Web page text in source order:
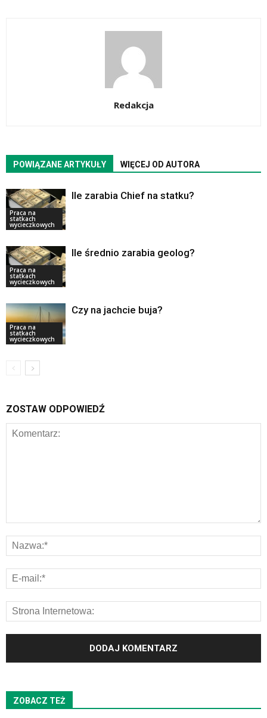
Redakcja
POWIĄZANE ARTYKUŁY WIĘCEJ OD AUTORA
Praca na
statkach
wycieczkowych
Ile zarabia Chief na statku?
Praca na
statkach
wycieczkowych
Ile średnio zarabia geolog?
Praca na
statkach
wycieczkowych
Czy na jachcie buja?
ZOSTAW ODPOWIEDŹ
ZOBACZ TEŻ